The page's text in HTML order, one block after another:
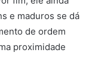
e maduros se dá
de ordem
proximidade